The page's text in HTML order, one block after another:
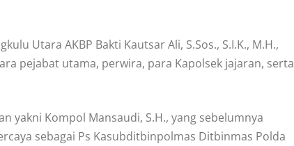
Utara AKBP Bakti Kautsar Ali, S.Sos., S.I.K., M.H.,
pejabat utama, perwira, para Kapolsek jajaran, serta
yakni Kompol Mansaudi, S.H., yang sebelumnya
sebagai Ps Kasubditbinpolmas Ditbinmas Polda